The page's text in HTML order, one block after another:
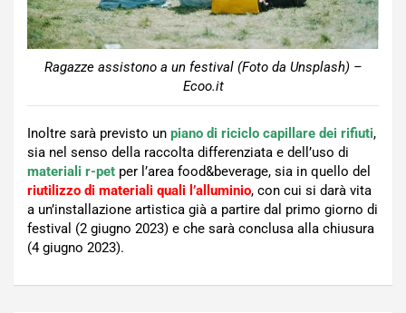
Ragazze assistono a un festival (Foto da Unsplash) –
Ecoo.it
Inoltre sarà previsto un piano di riciclo capillare dei rifiuti,
sia nel senso della raccolta differenziata e dell’uso di
materiali r-pet per l’area food&beverage, sia in quello del
riutilizzo di materiali quali l’alluminio, con cui si darà vita
a un’installazione artistica già a partire dal primo giorno di
festival (2 giugno 2023) e che sarà conclusa alla chiusura
(4 giugno 2023).